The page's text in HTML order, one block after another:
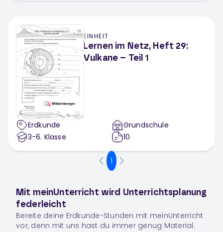
EINHEIT
Lernen im Netz, Heft 29:
Vulkane – Teil 1
Erdkunde
3-6. Klasse
Grundschule
10
1
Mit meinUnterricht wird Unterrichtsplanung
federleicht
Bereite deine Erdkunde-Stunden mit meinUnterricht
vor, denn mit uns hast du immer genug Material.